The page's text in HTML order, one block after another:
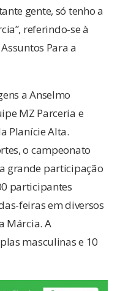
gente, só tenho a
referindo-se à
Para a
a Anselmo
MZ Parceria e
Planície Alta.
o campeonato
grande participação
participantes
feiras em diversos
Márcia. A
masculinas e 10